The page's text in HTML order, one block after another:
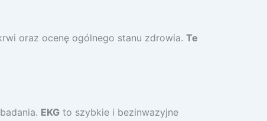
oraz ocenę ogólnego stanu zdrowia. Te
EKG to szybkie i bezinwazyjne